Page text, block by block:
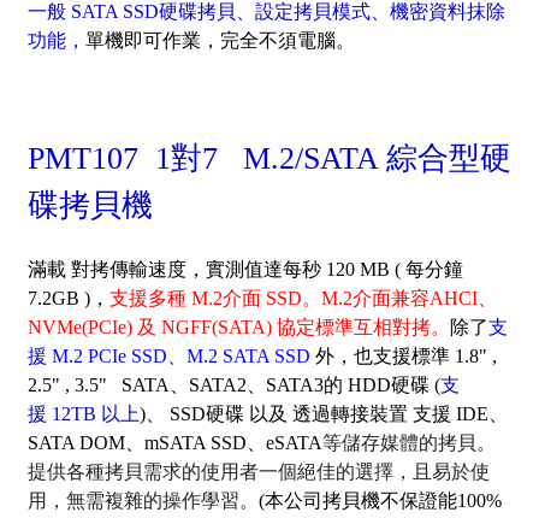
一般 SATA SSD硬碟拷貝、設定拷貝模式、機密資料抹除
功能， 單機即可作業，完全不須電腦。
PMT107 1對7 M.2/SATA 綜合型硬
碟拷貝機
滿載 對拷傳輸速度，實測值達每秒 120 MB ( 每分鐘
7.2GB )， 支援多種 M.2介面 SSD。M.2介面兼容AHCI、
NVMe(PCIe) 及 NGFF(SATA) 協定標準互相對拷。
除了支
援 M.2 PCIe SSD、M.2 SATA SSD 外，也支援標準 1.8" ,
2.5" , 3.5" SATA、SATA2、SATA3的 HDD硬碟 (支
援 12TB 以上)、 SSD硬碟 以及 透過轉接裝置 支援 IDE、
SATA DOM、mSATA SSD、eSATA等儲存媒體的拷貝。
提供各種拷貝需求的使用者一個絕佳的選擇，且易於使
用，無需複雜的操作學習。 (本公司拷貝機不保證能100%